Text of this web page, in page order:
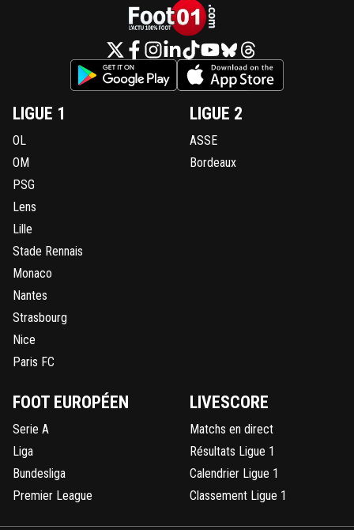
LIGUE 1
OL
OM
PSG
Lens
Lille
Stade Rennais
Monaco
Nantes
Strasbourg
Nice
Paris FC
LIGUE 2
ASSE
Bordeaux
FOOT EUROPÉEN
Serie A
Liga
Bundesliga
Premier League
LIVESCORE
Matchs en direct
Résultats Ligue 1
Calendrier Ligue 1
Classement Ligue 1